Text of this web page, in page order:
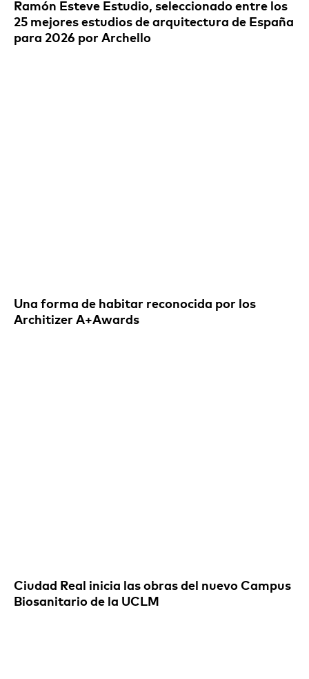
Ramón Esteve Estudio, seleccionado entre los
25 mejores estudios de arquitectura de España
para 2026 por Archello
Una forma de habitar reconocida por los
Architizer A+Awards
Ciudad Real inicia las obras del nuevo Campus
Biosanitario de la UCLM